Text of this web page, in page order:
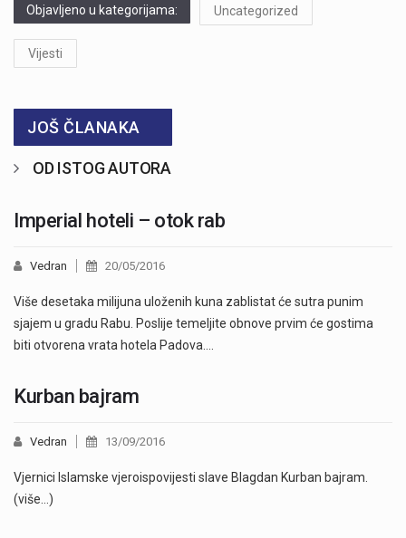
Objavljeno u kategorijama: Uncategorized
Vijesti
JOŠ ČLANAKA
OD ISTOG AUTORA
Imperial hoteli – otok rab
Vedran 20/05/2016
Više desetaka milijuna uloženih kuna zablistat će sutra punim
sjajem u gradu Rabu. Poslije temeljite obnove prvim će gostima
biti otvorena vrata hotela Padova.…
Kurban bajram
Vedran 13/09/2016
Vjernici Islamske vjeroispovijesti slave Blagdan Kurban bajram.
(više…)